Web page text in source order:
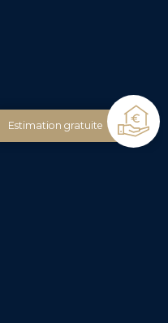
Estimation gratuite